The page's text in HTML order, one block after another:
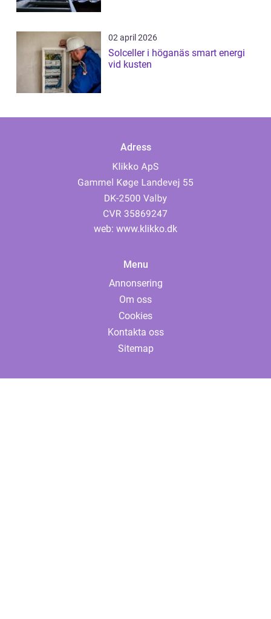
02 april 2026
Solceller i höganäs smart energi
vid kusten
Adress
web: www.klikko.dk
Menu
Annonsering
Om oss
Cookies
Kontakta oss
Sitemap